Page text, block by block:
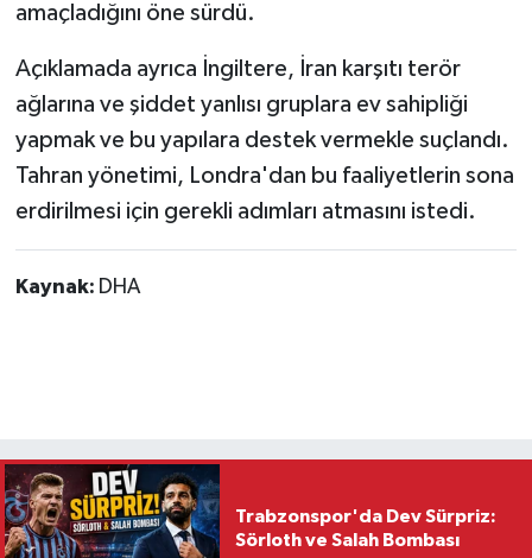
amaçladığını öne sürdü.
Açıklamada ayrıca İngiltere, İran karşıtı terör
ağlarına ve şiddet yanlısı gruplara ev sahipliği
yapmak ve bu yapılara destek vermekle suçlandı.
Tahran yönetimi, Londra'dan bu faaliyetlerin sona
erdirilmesi için gerekli adımları atmasını istedi.
Kaynak: DHA
Trabzonspor'da Dev Sürpriz:
Sörloth ve Salah Bombası